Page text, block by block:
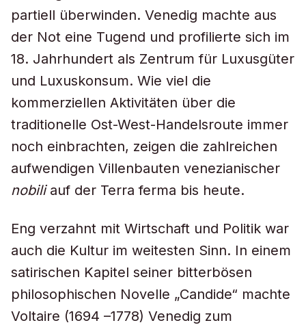
partiell überwinden. Venedig machte aus
der Not eine Tugend und profilierte sich im
18. Jahrhundert als Zentrum für Luxusgüter
und Luxuskonsum. Wie viel die
kommerziellen Aktivitäten über die
traditionelle Ost-West-Handelsroute immer
noch einbrachten, zeigen die zahlreichen
aufwendigen Villenbauten venezianischer
nobiliauf der Terra ferma bis heute.
Eng verzahnt mit Wirtschaft und Politik war
auch die Kultur im weitesten Sinn. In einem
satirischen Kapitel seiner bitterbösen
philosophischen Novelle „Candide“ machte
Voltaire (1694 –1778) Venedig zum